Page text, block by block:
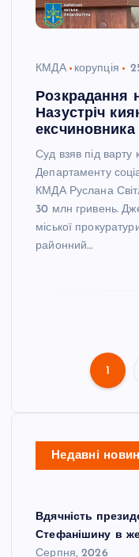
КМДА корупція
Розкрадання
Назустріч
Суд взяв під варту
Департаменту
КМДА Руслана
30 млн гривень.
міської
районний…
1
Недавні
Вдячність
Стефанішину в
Серпня, 2026